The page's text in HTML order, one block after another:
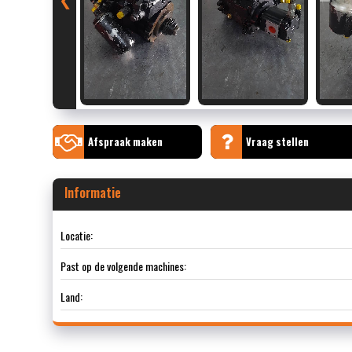
Afspraak maken Vraag stellen
Informatie
Locatie:
Past op de volgende machines:
Land: